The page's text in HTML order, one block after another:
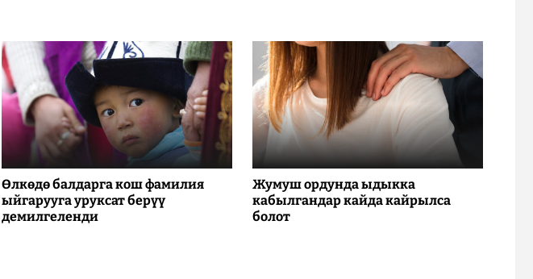
Өлкөдө балдарга кош фамилия
ыйгарууга уруксат берүү
демилгеленди
Жумуш ордунда ыдыкка
кабылгандар кайда кайрылса
болот